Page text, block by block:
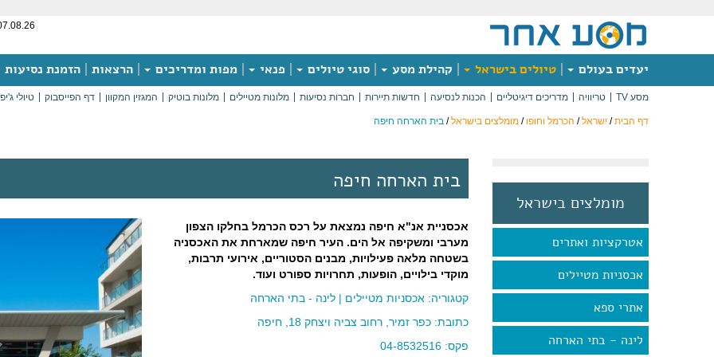
יעדים בעולם טיולים בישראל קהילת מסע סוגי טיולים פנאי מפות ומדריכים הרצאות הזמנת נסיעות
מסע TV טריוויה מדריכים דיגיטליים הכנות לנסיעה חדשות תיירות חברות נסיעות מלונות מטיילים מלונות בוטיק המגזין המקוון דף הפייסבוק טיולי
דף הבית/ ישראל/ הכרמל וחופו / מומלצים בישראל/ בית הארחה חיפה
מומלצים בישראל
אטרקציות ואתרים
אכסניות מטיילים
אתרי ספא
לינה - בתי הארחה
בית הארחה חיפה
אכסניית אנ"א חיפה נמצאת על רכס הכרמל בחלקו הצפון
מערבי ומשקיפה אל הים. העיר חיפה שמארחת את האכסניה
בשטחה מלאה פעילויות, מבנים הסטוריים, אירועי תרבות,
מוקדי בילויים, הופעות, תחרויות ספורט ועוד.
קטגוריה: אכסניות מטיילים | לינה - בתי הארחה
כתובת: כפר זמיר, רחוב צביה ויצחק 18, חיפה
פקס: 04-8532516